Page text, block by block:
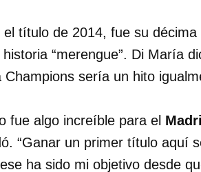
el título de 2014, fue su
“merengue”. Di María
sería un hito
fue algo increíble para el
“Ganar un primer título aquí
ha sido mi objetivo desde